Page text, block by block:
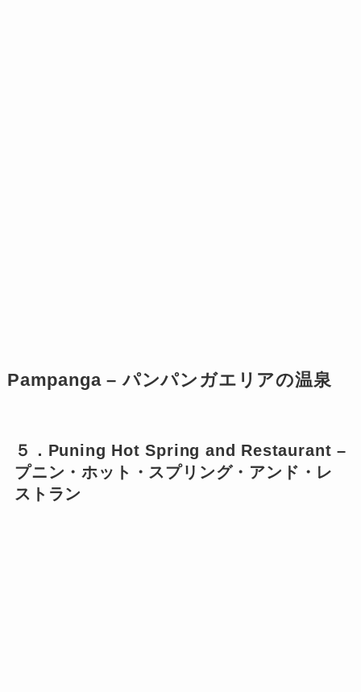
Pampanga – パンパンガエリアの温泉
５．Puning Hot Spring and Restaurant –
プニン・ホット・スプリング・アンド・レ
ストラン